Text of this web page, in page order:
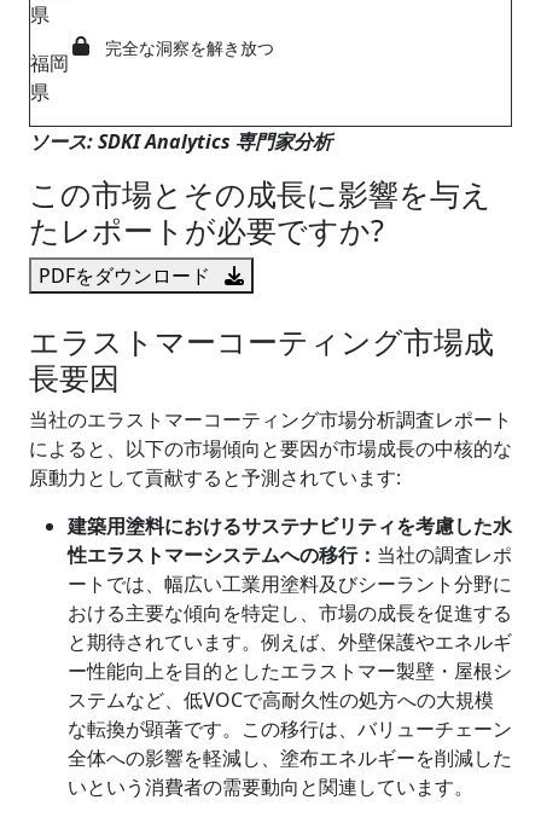
県
完全な洞察を解き放つ
福岡
県
ソース: SDKI Analytics 専門家分析
この市場とその成長に影響を与え
たレポートが必要ですか?
PDFをダウンロード
エラストマーコーティング市場成
長要因
当社のエラストマーコーティング市場分析調査レポート
によると、以下の市場傾向と要因が市場成長の中核的な
原動力として貢献すると予測されています:
建築用塗料におけるサステナビリティを考慮した水
性エラストマーシステムへの移行： 当社の調査レポ
ートでは、幅広い工業用塗料及びシーラント分野に
おける主要な傾向を特定し、市場の成長を促進する
と期待されています。例えば、外壁保護やエネルギ
ー性能向上を目的としたエラストマー製壁・屋根シ
ステムなど、低VOCで高耐久性の処方への大規模
な転換が顕著です。この移行は、バリューチェーン
全体への影響を軽減し、塗布エネルギーを削減した
いという消費者の需要動向と関連しています。